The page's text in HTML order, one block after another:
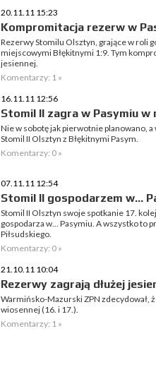
20.11.11 15:23
Kompromitacja rezerw w
Rezerwy Stomilu Olsztyn, grające w roli
miejscowymi Błękitnymi 1:9. Tym
jesiennej.
Komentarzy: 1 »
16.11.11 12:56
Stomil II zagra w Pasymiu w
Nie w sobotę jak pierwotnie planowano,
Stomil II Olsztyn z Błękitnymi Pasym.
Komentarzy: 0 »
07.11.11 12:54
Stomil II gospodarzem w...
Stomil II Olsztyn swoje spotkanie 17.
gospodarza w... Pasymiu. A wszystko to
Piłsudskiego.
Komentarzy: 0 »
21.10.11 10:04
Rezerwy zagrają dłużej
Warmińsko-Mazurski ZPN zdecydował,
wiosennej (16. i 17.).
Komentarzy: 1 »